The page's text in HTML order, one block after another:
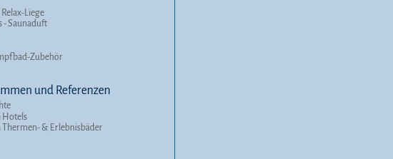
Liege
- Saunaduft
Zubehör
und Referenzen
Hotels
Thermen- & Erlebnisbäder